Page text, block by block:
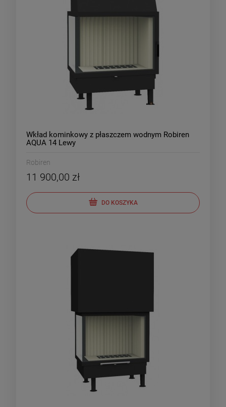
Wkład kominkowy z płaszczem wodnym Robiren
AQUA 14 Lewy
Robiren
11 900,00 zł
DO KOSZYKA